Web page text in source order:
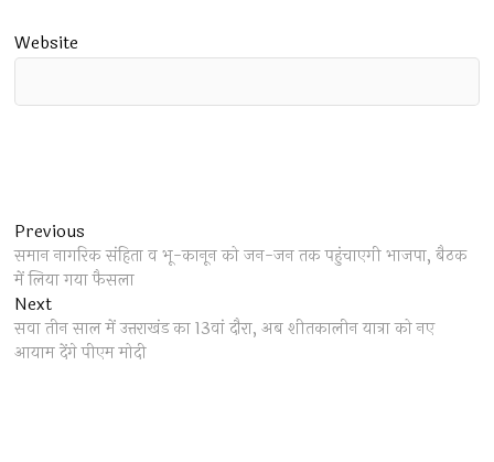
Website
Post
navigation
Previous
post:
समान नागरिक संहिता व भू-कानून को जन-जन तक पहुंचाएगी भाजपा, बैठक
में लिया गया फैसला
NextNext
post:
सवा तीन साल में उत्तराखंड का 13वां दौरा, अब शीतकालीन यात्रा को नए
आयाम देंगे पीएम मोदी